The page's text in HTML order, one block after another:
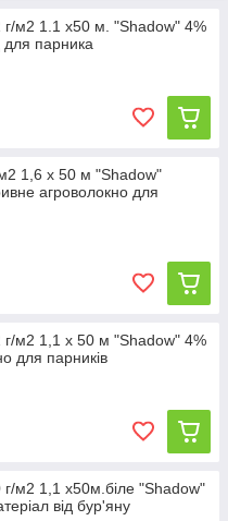
г/м2 1.1 х50 м. "Shadow" 4%
для парника
1,6 х 50 м "Shadow"
агроволокно для
г/м2 1,1 х 50 м "Shadow" 4%
для парників
г/м2 1,1 х50м.біле "Shadow"
від бур'яну